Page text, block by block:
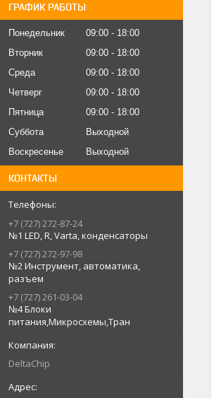
ГРАФИК РАБОТЫ
Понедельник 09:00
18:00
Вторник
09:00
18:00
Среда
09:00
18:00
Четверг
09:00
18:00
Пятница
09:00
18:00
Суббота
Выходной
Воскресенье
Выходной
КОНТАКТЫ
+7 (727) 272-87-24
№1 LED, R, Varta, конденсаторы
+7 (727) 272-97-98
№2 Инструмент, автоматика,
разъем
+7 (727) 261-03-04
№4 Блоки
питания,Микросхемы,Тран
DeltaChip